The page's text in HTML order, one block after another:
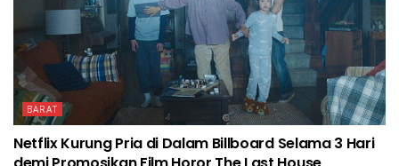
BARAT
Netflix Kurung Pria di Dalam Billboard Selama 3 Hari